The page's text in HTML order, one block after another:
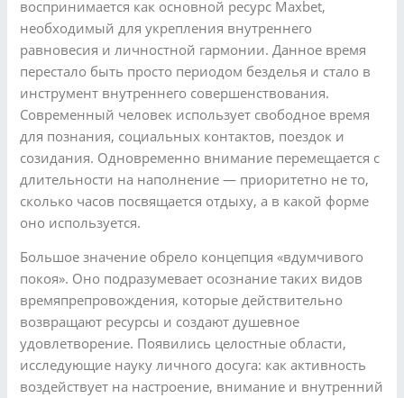
воспринимается как основной ресурс Maxbet,
необходимый для укрепления внутреннего
равновесия и личностной гармонии. Данное время
перестало быть просто периодом безделья и стало в
инструмент внутреннего совершенствования.
Современный человек использует свободное время
для познания, социальных контактов, поездок и
созидания. Одновременно внимание перемещается с
длительности на наполнение — приоритетно не то,
сколько часов посвящается отдыху, а в какой форме
оно используется.
Большое значение обрело концепция «вдумчивого
покоя». Оно подразумевает осознание таких видов
времяпрепровождения, которые действительно
возвращают ресурсы и создают душевное
удовлетворение. Появились целостные области,
исследующие науку личного досуга: как активность
воздействует на настроение, внимание и внутренний